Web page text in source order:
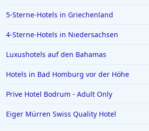
5-Sterne-Hotels in Griechenland
4-Sterne-Hotels in Niedersachsen
Luxushotels auf den Bahamas
Hotels in Bad Homburg vor der Höhe
Prive Hotel Bodrum - Adult Only
Eiger Mürren Swiss Quality Hotel